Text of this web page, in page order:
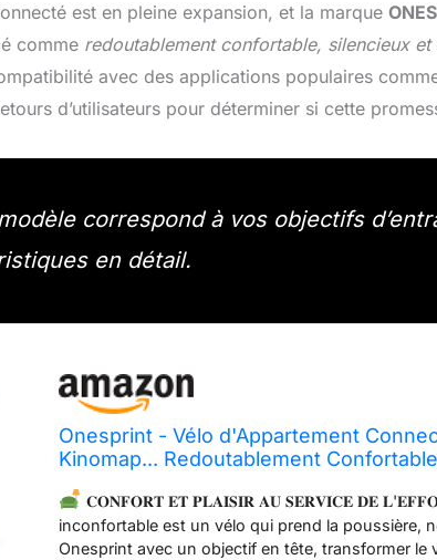
est en pleine expansion, et la marque
comme redoutablement confortable, silencieux et
avec des applications populaires
d’utilisateurs pour déterminer si cette
correspond à vos objectifs
en détail.
Onesprint - Vélo d'Appartement
Kinomap... Redoutablement
Synchronisation Automatique - Pédales
𝐂𝐎𝐍𝐅𝐎𝐑𝐓 𝐄𝐓 𝐏𝐋𝐀𝐈𝐒𝐈𝐑 𝐀𝐔 𝐒𝐄𝐑𝐕𝐈𝐂𝐄 𝐃𝐄
inconfortable est un vélo qui prend la poussière,
Onesprint avec un objectif en tête, transformer le